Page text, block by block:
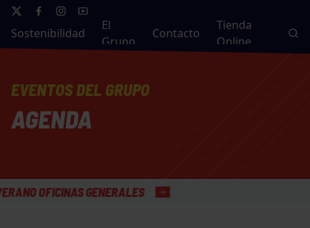
Sostenibilidad
El
Grupo
Contacto
Tienda
Online
EVENTOS DEL GRUPO
AGENDA
GENERALES